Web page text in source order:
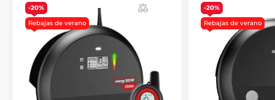
-20%
Rebajas de verano
-20%
Rebajas de verano